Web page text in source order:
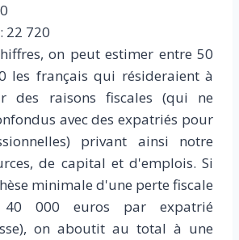
22 720
on peut estimer entre 50
les français qui résideraient à
des raisons fiscales (qui ne
avec des expatriés pour
privant ainsi notre
de capital et d'emplois. Si
minimale d'une perte fiscale
40 000 euros par expatrié
on aboutit au total à une